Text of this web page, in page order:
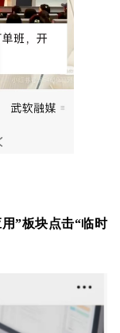
”板块点击“临时